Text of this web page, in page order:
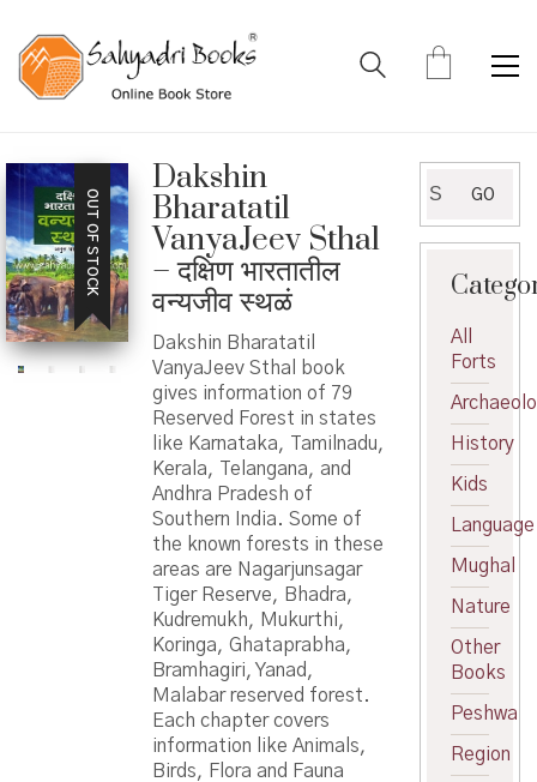
OUT OF STOCK
Dakshin
Bharatatil
VanyaJeev Sthal
– दक्षिण भारतातील
वन्यजीव स्थळं
Dakshin Bharatatil
VanyaJeev Sthal book
gives information of 79
Reserved Forest in states
like Karnataka, Tamilnadu,
Kerala, Telangana, and
Andhra Pradesh of
Southern India. Some of
the known forests in these
areas are Nagarjunsagar
Tiger Reserve, Bhadra,
Kudremukh, Mukurthi,
Koringa, Ghataprabha,
Bramhagiri, Yanad,
Malabar reserved forest.
Each chapter covers
information like Animals,
Birds, Flora and Fauna
for:
GO
All
Forts
History
Kids
Language
Mughal
Nature
Other
Books
Peshwa
Region